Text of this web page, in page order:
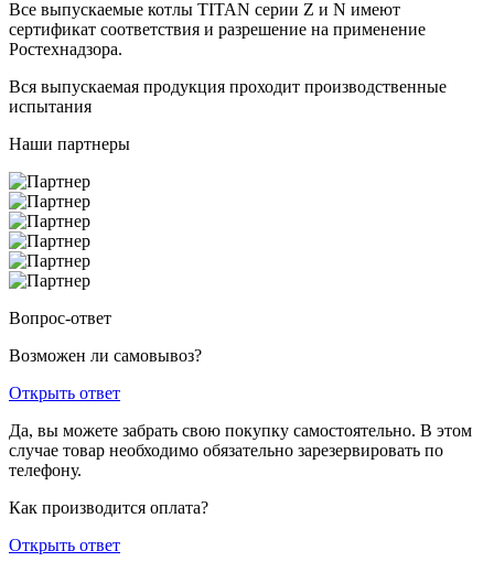
Все выпускаемые котлы TITAN серии Z и N имеют
сертификат соответствия и разрешение на применение
Ростехнадзора.
Вся выпускаемая продукция проходит производственные
испытания
Наши партнеры
Вопрос-ответ
Возможен ли самовывоз?
Открыть ответ
Да, вы можете забрать свою покупку самостоятельно. В этом
случае товар необходимо обязательно зарезервировать по
телефону.
Как производится оплата?
Открыть ответ